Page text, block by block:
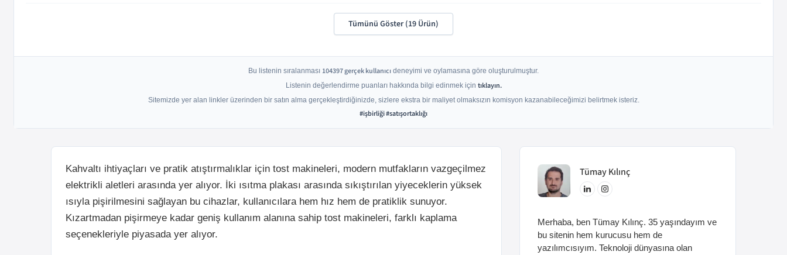
Tümünü Göster (19 Ürün)
Bu listenin sıralanması 104397gerçek kullanıcı deneyimi ve oylamasına göre oluşturulmuştur.
Listenin değerlendirme puanları hakkında bilgi edinmek için tıklayın.
Sitemizde yer alan linkler üzerinden bir satın alma gerçekleştirdiğinizde, sizlere ekstra bir maliyet olmaksızın komisyon kazanabileceğimizi belirtmek isteriz.
#işbirliği #satışortaklığı
Kahvaltı ihtiyaçları ve pratik atıştırmalıklar için tost makineleri, modern mutfakların vazgeçilmez
elektrikli aletleri arasında yer alıyor. İki ısıtma plakası arasında sıkıştırılan yiyeceklerin yüksek
ısıyla pişirilmesini sağlayan bu cihazlar, kullanıcılara hem hız hem de pratiklik sunuyor.
Kızartmadan pişirmeye kadar geniş kullanım alanına sahip tost makineleri, farklı kaplama
seçenekleriyle piyasada yer alıyor.
TümayKılınç
Merhaba, ben Tümay Kılınç. 35 yaşındayım ve
bu sitenin hem kurucusu hem de
yazılımcısıyım. Teknoloji dünyasına olan